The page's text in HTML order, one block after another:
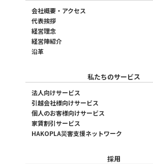
会社概要・アクセス
代表挨拶
経営理念
経営陣紹介
沿革
私たちのサービス
法人向けサービス
引越会社様向けサービス
個人のお客様向けサービス
家賃割引サービス
HAKOPLA災害支援ネットワーク
採用